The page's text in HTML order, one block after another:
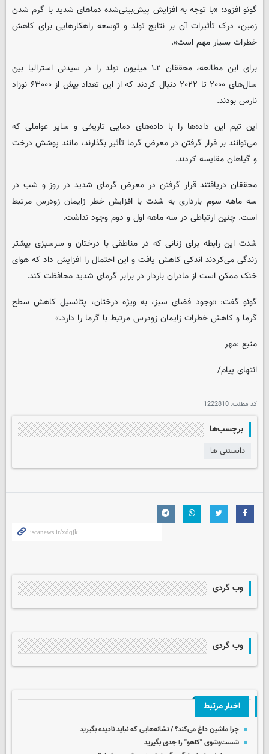
گوئو افزود: «با توجه به افزایش پیش‌بینی‌شده دماهای شدید با گرم شدن
زمین، درک تأثیرات آن بر نتایج تولد و توسعه راهکارهایی برای کاهش
خطرات بسیار مهم است».
برای این مطالعه، محققان ۱.۲ میلیون تولد را در سیدنی استرالیا بین
سال‌های ۲۰۰۰ تا ۲۰۲۲ دنبال کردند که از این تعداد بیش از ۶۳۰۰۰ نوزاد
نارس بودند.
این تیم این داده‌ها را با داده‌های دمایی تاریخی و سایر عواملی که
می‌توانند بر قرار گرفتن در معرض گرما تأثیر بگذارند، مانند پوشش درخت
و گیاهان مقایسه کردند.
محققان دریافتند قرار گرفتن در معرض گرمای شدید در روز و شب در
سه ماهه سوم بارداری به شدت با افزایش خطر زایمان زودرس مرتبط
است. چنین ارتباطی در سه ماهه اول و دوم وجود نداشت.
شدت این رابطه برای زنانی که در مناطقی با درختان و سرسبزی بیشتر
زندگی می‌کردند اندکی کاهش یافت و این احتمال را افزایش داد که هوای
خنک ممکن است از مادران باردار در برابر گرمای شدید محافظت کند.
گوئو گفت: «وجود فضای سبز، به ویژه درختان، پتانسیل کاهش سطح
گرما و کاهش خطرات زایمان زودرس مرتبط با گرما را دارد.»
منبع :مهر
انتهای پیام/
کد مطلب: 1222810
برچسب‌ها
دانستنی ها
وب گردی
وب گردی
اخبار مرتبط
چرا ماشین داغ می‌کند؟ / نشانه‌هایی که نباید نادیده بگیرید
شست‌وشوی "کاهو" را جدی بگیرید